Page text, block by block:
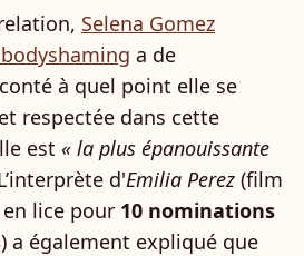
Selena Gomez
a de
à quel point elle se
respectée dans cette
est « la plus épanouissante
d'Emilia Perez (film
en lice pour 10 nominations
) a également expliqué que